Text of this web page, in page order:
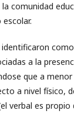
comunidad
identificaron
a la
que a
a nivel físico,
verbal es